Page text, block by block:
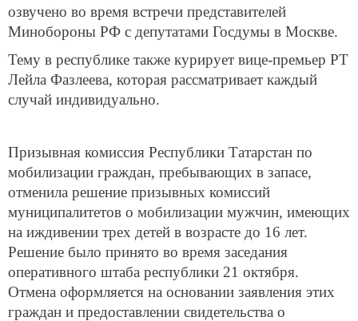
озвучено во время встречи представителей
Минобороны РФ с депутатами Госдумы в Москве.
Тему в республике также курирует вице-премьер РТ
Лейла Фазлеева, которая рассматривает каждый
случай индивидуально.
Призывная комиссия Республики Татарстан по
мобилизации граждан, пребывающих в запасе,
отменила решение призывных комиссий
муниципалитетов о мобилизации мужчин, имеющих
на иждивении трех детей в возрасте до 16 лет.
Решение было принято во время заседания
оперативного штаба республики 21 октября.
Отмена оформляется на основании заявления этих
граждан и предоставлении свидетельства о